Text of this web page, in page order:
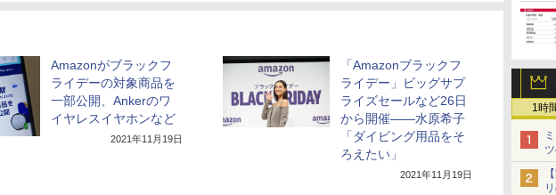
1時
Amazonがブラックフ
ライデーの対象商品を
一部公開、Ankerのワ
イヤレスイヤホンなど
2021年11月19日
「Amazonブラックフ
ライデー」ビッグサプ
ライズセールなど26日
から開催――水原希子
「ダイビング用品をそ
ろえたい」
2021年11月19日